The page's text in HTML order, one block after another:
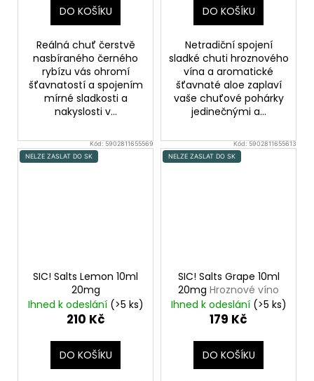
DO KOŠÍKU
Reálná chuť čerstvě
nasbíraného černého
rybízu vás ohromí
šťavnatostí a spojením
mírné sladkosti a
nakyslosti v...
DO KOŠÍKU
Netradiční spojení
sladké chuti hroznového
vína a aromatické
šťavnaté aloe zaplaví
vaše chuťové pohárky
jedinečnými a...
Kód:5902811655569
NELZE ZASLAT DO SK
SIC! Salts Lemon 10ml
20mg
Ihned k odeslání (>5 ks)
210 Kč
DO KOŠÍKU
Kód:5902811655613
NELZE ZASLAT DO SK
SIC! Salts Grape 10ml
20mg Hroznové víno
Ihned k odeslání (>5 ks)
179 Kč
DO KOŠÍKU